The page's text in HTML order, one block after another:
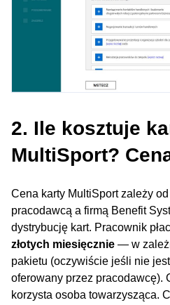
2. Ile kosztuje
MultiSport?
Cena karty MultiSport zależy
pracodawcą a firmą Benefit
dystrybucję kart. Pracownik
złotych miesięcznie — w
pakietu (oczywiście jeśli nie
oferowany przez pracodawcę).
korzysta osoba towarzysząca.